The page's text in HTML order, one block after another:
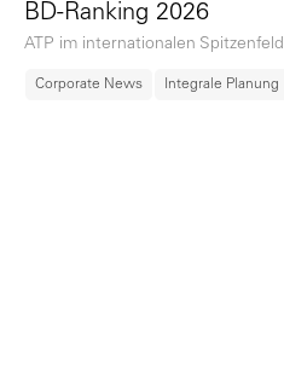
BD-Ranking 2026
ATP im internationalen Spitzenfeld
Corporate News Integrale Planung